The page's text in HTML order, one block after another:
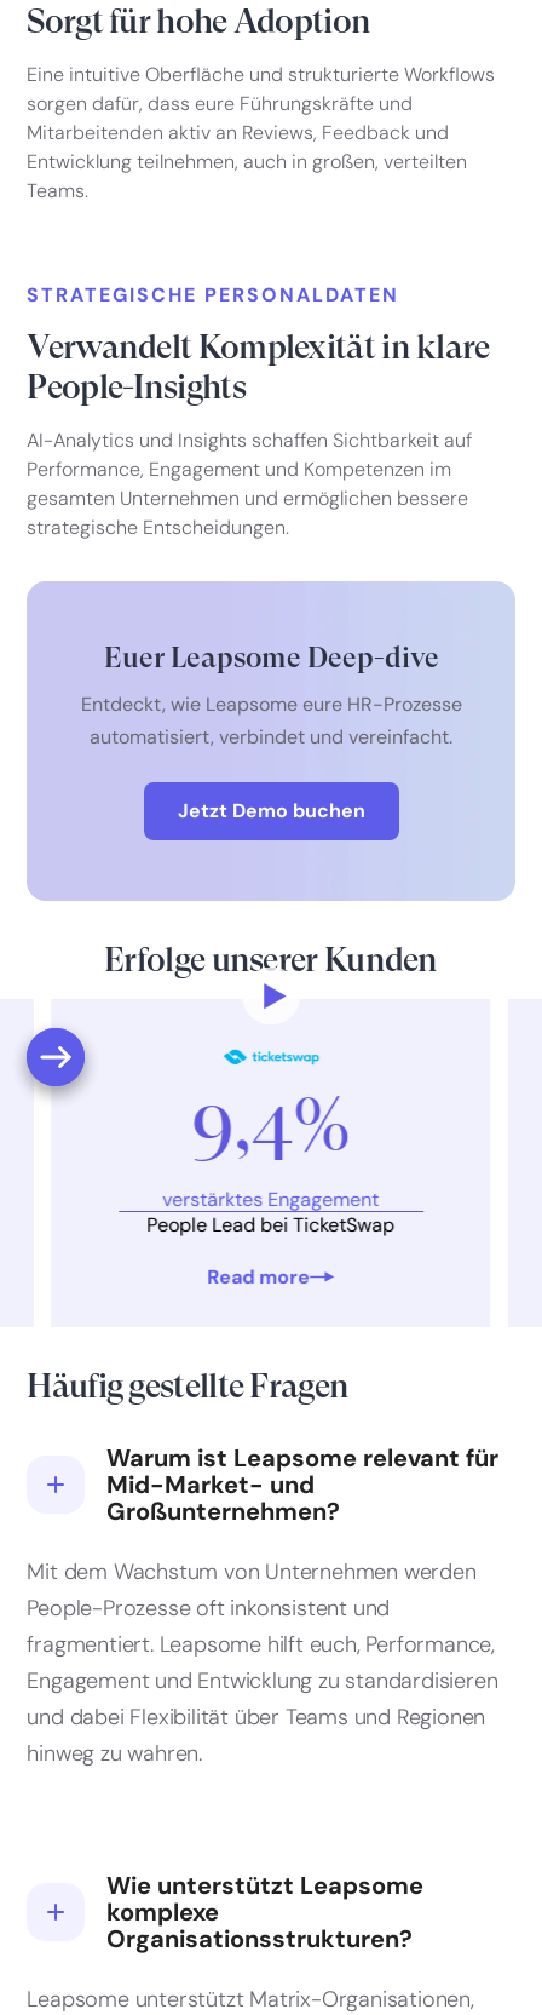
Sorgt für hohe Adoption
Eine intuitive Oberfläche und strukturierte Workflows
sorgen dafür, dass eure Führungskräfte und
Mitarbeitenden aktiv an Reviews, Feedback und
Entwicklung teilnehmen, auch in großen, verteilten
Teams.
STRATEGISCHE PERSONALDATEN
Verwandelt Komplexität in klare
People-Insights
AI-Analytics und Insights schaffen Sichtbarkeit auf
Performance, Engagement und Kompetenzen im
gesamten Unternehmen und ermöglichen bessere
strategische Entscheidungen.
Euer Leapsome Deep-dive
Entdeckt, wie Leapsome eure HR-Prozesse
automatisiert, verbindet und vereinfacht.
Jetzt Demo buchen
Erfolge unserer Kunden
Read more
9,4%
verstärktes Engagement
People Lead bei TicketSwap
Häufig gestellte Fragen
Warum ist Leapsome relevant für
Mid-Market- und
Großunternehmen?
Mit dem Wachstum von Unternehmen werden
People-Prozesse oft inkonsistent und
fragmentiert. Leapsome hilft euch, Performance,
Engagement und Entwicklung zu standardisieren
und dabei Flexibilität über Teams und Regionen
hinweg zu wahren.
Wie unterstützt Leapsome
komplexe
Organisationsstrukturen?
Leapsome unterstützt Matrix-Organisationen,